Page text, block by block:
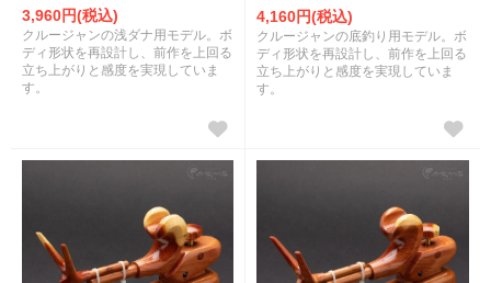
3,960円(税込)
クルージャンの浅ダナ用モデル。ボ
ディ形状を再設計し、前作を上回る
立ち上がりと感度を実現していま
す。
4,160円(税込)
クルージャンの底釣り用モデル。ボ
ディ形状を再設計し、前作を上回る
立ち上がりと感度を実現していま
す。